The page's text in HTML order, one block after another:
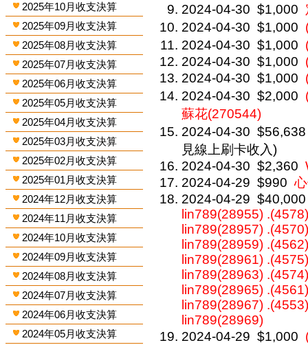
2025年10月收支決算
2025年09月收支決算
2025年08月收支決算
2025年07月收支決算
2025年06月收支決算
2025年05月收支決算
2025年04月收支決算
2025年03月收支決算
2025年02月收支決算
2025年01月收支決算
2024年12月收支決算
2024年11月收支決算
2024年10月收支決算
2024年09月收支決算
2024年08月收支決算
2024年07月收支決算
2024年06月收支決算
2024年05月收支決算
2024-04-30 $1,000
2024-04-30 $1,000
2024-04-30 $1,000
2024-04-30 $1,000
2024-04-30 $1,000
2024-04-30 $2,000
蘇花(270544)
2024-04-30 $56,638
見線上刷卡收入)
2024-04-30 $2,360
2024-04-29 $990
2024-04-29 $40,000
lin789(28955)
lin789(28957)
lin789(28959)
lin789(28961)
lin789(28963)
lin789(28965)
lin789(28967)
lin789(28969)
2024-04-29 $1,000